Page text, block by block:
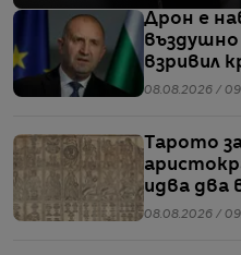
Дрон е
взривил
Радев
08.08.2026 /
Тарото
идва два
08.08.2026 /